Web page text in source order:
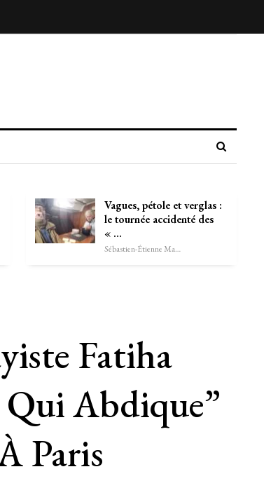
Vagues, pétole et verglas :
le tournée accidenté des
« …
Sébastien-Étienne Marechal
Fatiha
Abdique”
Paris